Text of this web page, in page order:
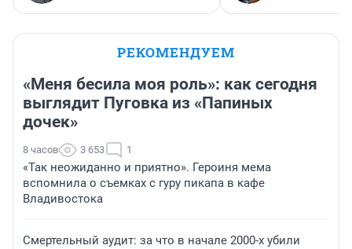
РЕКОМЕНДУЕМ
«Меня бесила моя роль»: как сегодня
выглядит Пуговка из «Папиных
дочек»
8 часов 3 653 1
«Так неожиданно и приятно». Героиня мема
вспомнила о съемках с гуру пикапа в кафе
Владивостока
Смертельный аудит: за что в начале 2000-х убили